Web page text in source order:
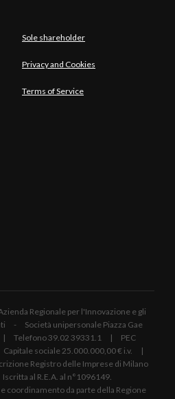
Sole shareholder
Privacy and Cookies
Terms of Service
Regionale per l'Innovazione e gli
- Società unipersonale Piazza Gae
| Telefono 39.02 39331.1 | PEC
sociale 25.000.000,00 € i.v. |
Registro delle Imprese di Milano
al R.E.A. al n°1096149.
coordinamento da parte della Regione